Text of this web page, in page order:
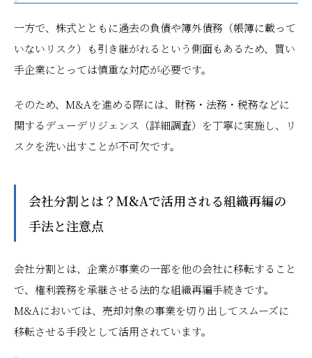
一方で、株式とともに過去の負債や簿外債務（帳簿に載って
いないリスク）も引き継がれるという側面もあるため、買い
手企業にとっては慎重な対応が必要です。
そのため、M&Aを進める際には、財務・法務・税務などに
関するデューデリジェンス（詳細調査）を丁寧に実施し、リ
スクを洗い出すことが不可欠です。
会社分割とは？M&Aで活用される組織再編の
手法と注意点
会社分割とは、企業が事業の一部を他の会社に移転すること
で、権利義務を承継させる法的な組織再編手続きです。
M&Aにおいては、売却対象の事業を切り出してスムーズに
移転させる手段として活用されています。